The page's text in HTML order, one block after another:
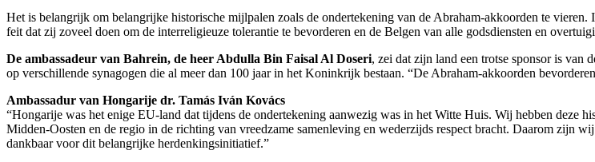
Het is belangrijk om belangrijke historische mijlpalen zoals de ondertekening van de Abraham-akkoorden te
feit dat zij zoveel doen om de interreligieuze tolerantie te bevorderen en de Belgen van alle godsdiensten en
De ambassadeur van Bahrein, de heer Abdulla Bin Faisal Al Doseri, zei dat zijn land een trotse sponsor is van
op verschillende synagogen die al meer dan 100 jaar in het Koninkrijk bestaan. “De Abraham-akkoorden
Ambassadur van Hongarije dr. Tamás Iván Kovács
“Hongarije was het enige EU-land dat tijdens de ondertekening aanwezig was in het Witte Huis. Wij hebben deze
Midden-Oosten en de regio in de richting van vreedzame samenleving en wederzijds respect bracht. Daarom zijn
dankbaar voor dit belangrijke herdenkingsinitiatief.”